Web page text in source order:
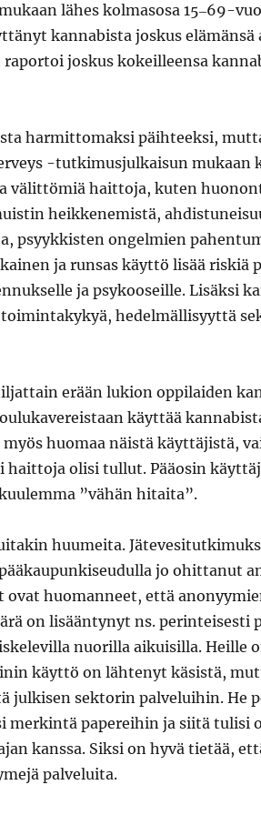
lähes kolmasosa 15‒69-
kannabista joskus elämänsä
joskus kokeilleensa
harmittomaksi päihteeksi,
-tutkimusjulkaisun mukaan
välittömiä haittoja, kuten
heikkenemistä,
psyykkisten ongelmien
ja runsas käyttö lisää riskiä
ja psykooseille. Lisäksi
hedelmällisyyttä
erään lukion oppilaiden
käyttää
huomaa näistä käyttäjistä,
haittoja olisi tullut. Pääosin
”vähän hitaita”.
huumeita.
jo ohittanut
ovat huomanneet, että
on lisääntynyt ns. perinteisesti
nuorilla aikuisilla. Heille
käyttö on lähtenyt käsistä,
julkisen sektorin palveluihin. He
merkintä papereihin ja siitä tulisi
kanssa. Siksi on hyvä tietää,
palveluita.